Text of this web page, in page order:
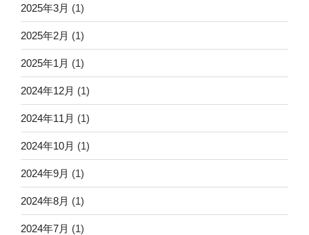
2025年3月 (1)
2025年2月 (1)
2025年1月 (1)
2024年12月 (1)
2024年11月 (1)
2024年10月 (1)
2024年9月 (1)
2024年8月 (1)
2024年7月 (1)